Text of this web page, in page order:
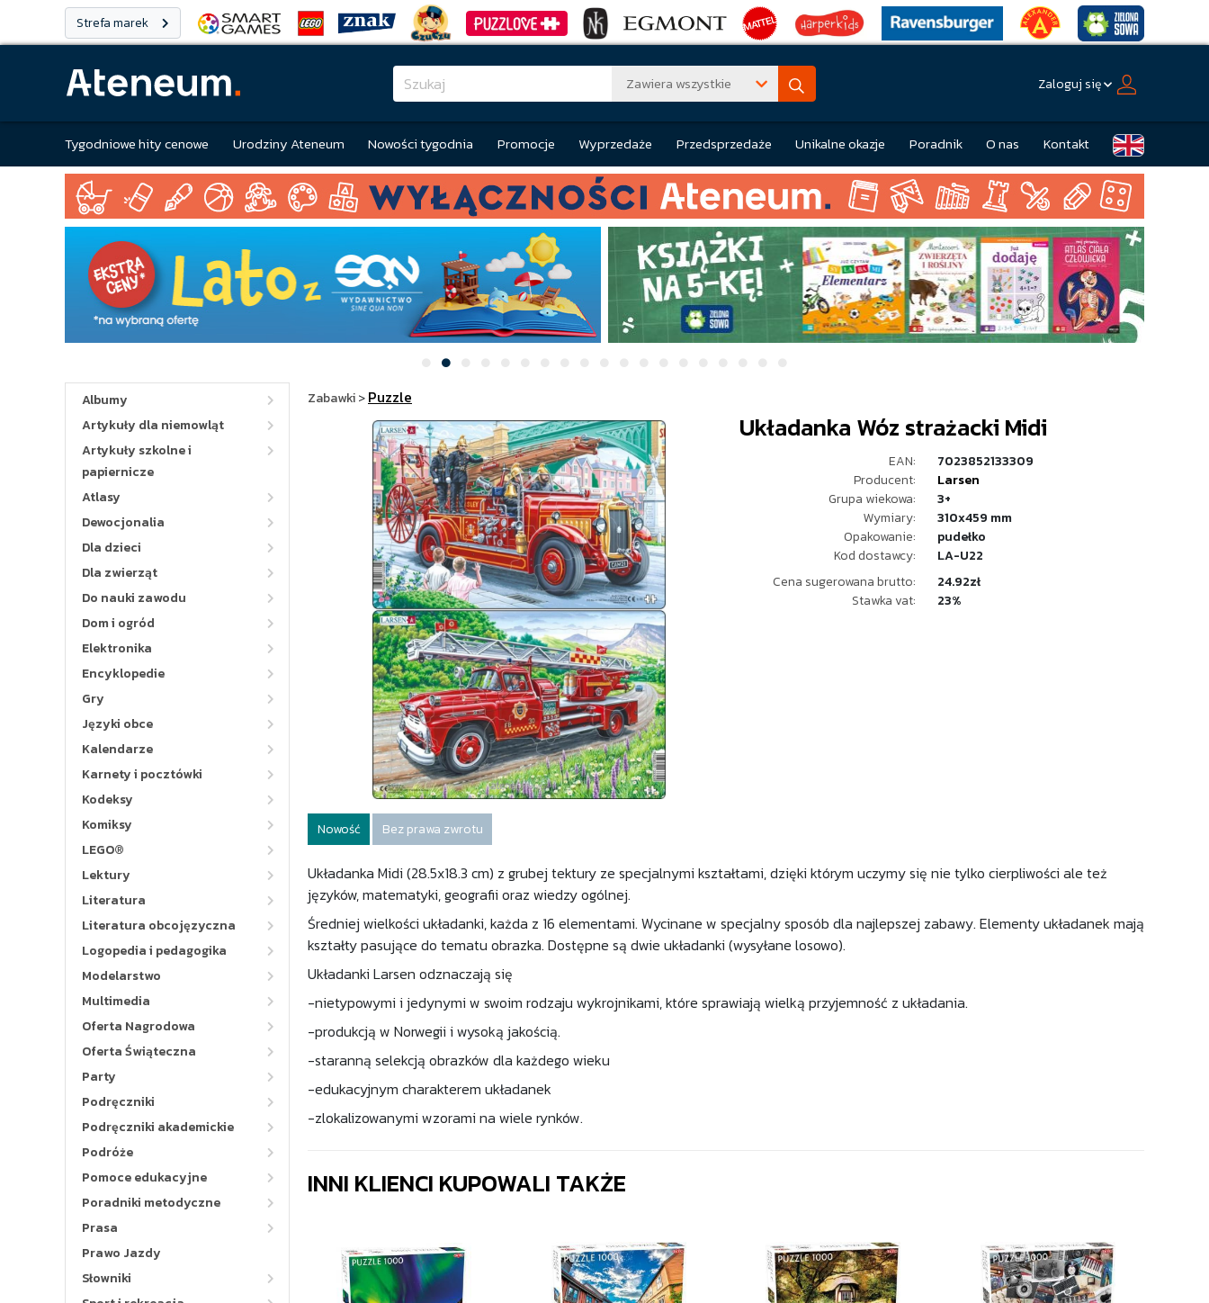
Strefa marek
Zawiera wszystkie Zaloguj się
Tygodniowe hity cenowe Urodziny Ateneum Nowości tygodnia Promocje Wyprzedaże Przedsprzedaże Unikalne okazje Poradnik O nas Kontakt
Albumy
Artykuły dla niemowląt
Artykuły szkolne i
papiernicze
Atlasy
Dewocjonalia
Dla dzieci
Dla zwierząt
Do nauki zawodu
Dom i ogród
Elektronika
Encyklopedie
Gry
Języki obce
Kalendarze
Karnety i pocztówki
Kodeksy
Komiksy
LEGO®
Lektury
Literatura
Literatura obcojęzyczna
Logopedia i pedagogika
Modelarstwo
Multimedia
Oferta Nagrodowa
Oferta Świąteczna
Party
Podręczniki
Podręczniki akademickie
Podróże
Pomoce edukacyjne
Poradniki metodyczne
Prasa
Prawo Jazdy
Słowniki
Zabawki>Puzzle
Układanka Wóz strażacki Midi
EAN:
7023852133309
Producent:
Larsen
Grupa wiekowa:
3+
Wymiary:
310x459 mm
Opakowanie:
pudełko
Kod dostawcy:
LA-U22
Cena sugerowana brutto:
24.92zł
Stawka vat:
23%
Nowość Bez prawa zwrotu
Układanka Midi (28.5x18.3 cm) z grubej tektury ze specjalnymi kształtami, dzięki którym uczymy się nie tylko cierpliwości ale też
języków, matematyki, geografii oraz wiedzy ogólnej.
Średniej wielkości układanki, każda z 16 elementami. Wycinane w specjalny sposób dla najlepszej zabawy. Elementy układanek mają
kształty pasujące do tematu obrazka. Dostępne są dwie układanki (wysyłane losowo).
Układanki Larsen odznaczają się
-nietypowymi i jedynymi w swoim rodzaju wykrojnikami, które sprawiają wielką przyjemność z układania.
-produkcją w Norwegii i wysoką jakością.
-staranną selekcją obrazków dla każdego wieku
-edukacyjnym charakterem układanek
-zlokalizowanymi wzorami na wiele rynków.
INNI KLIENCI KUPOWALI TAKŻE